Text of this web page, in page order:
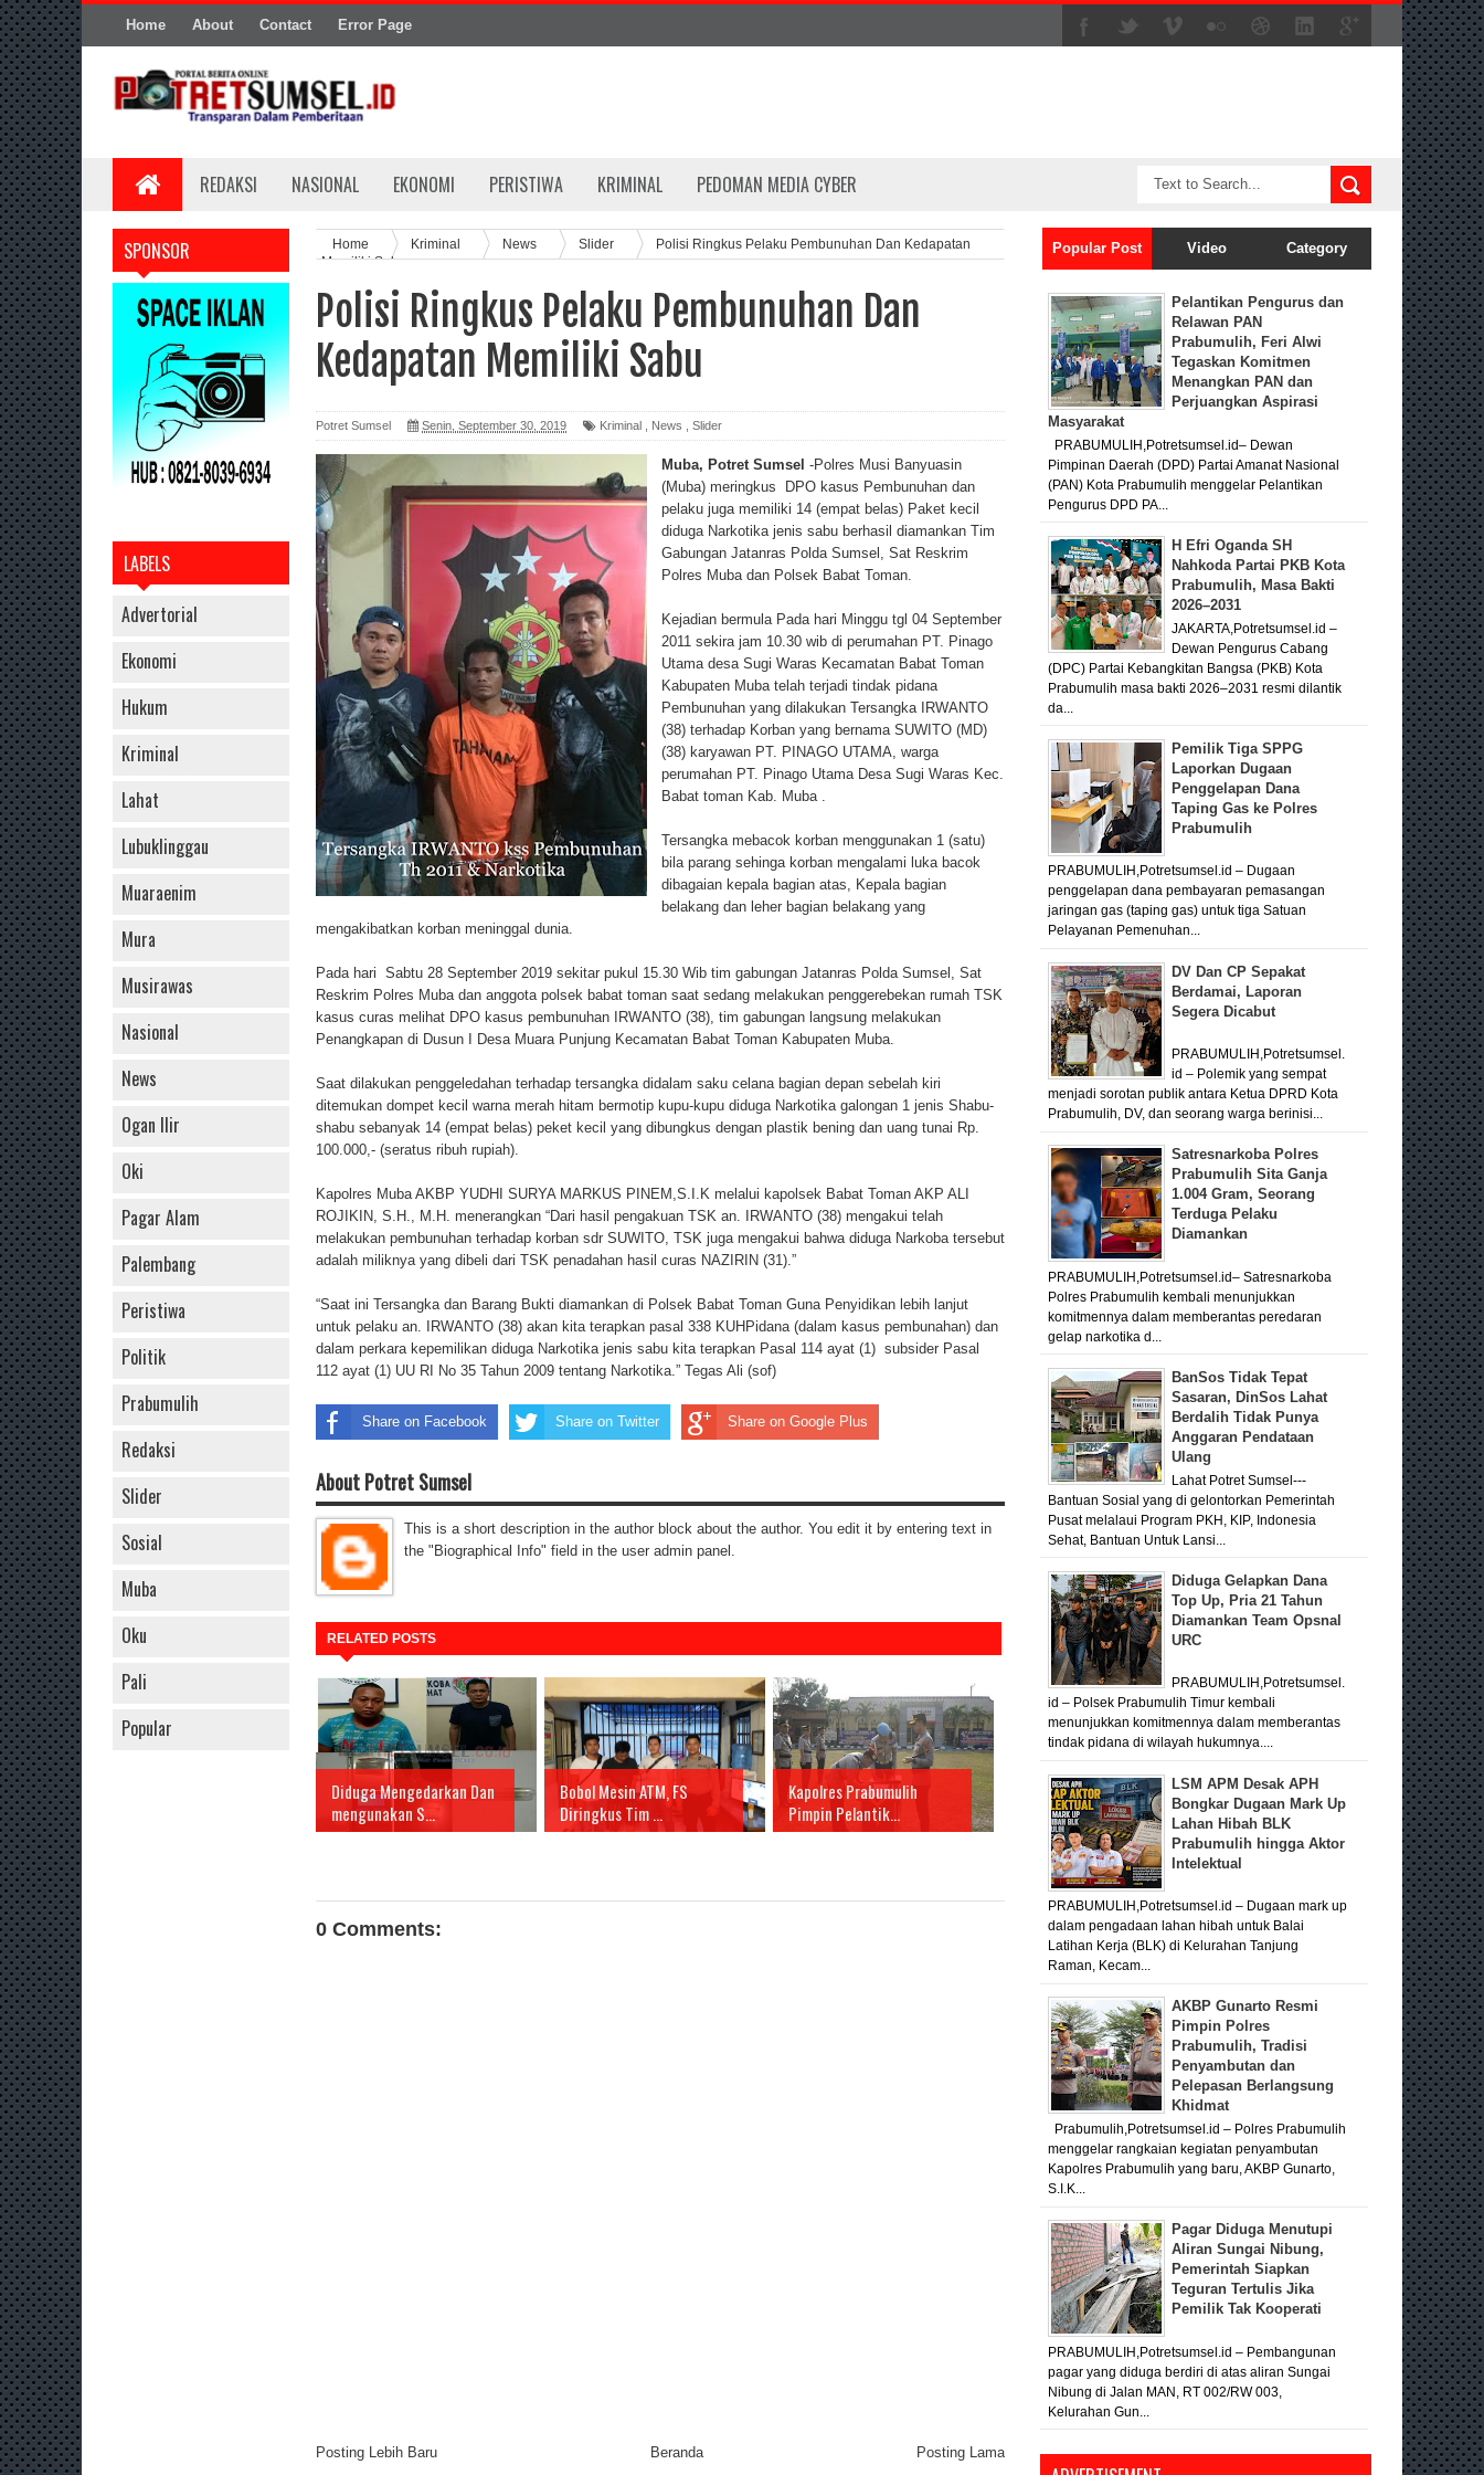
Home About Contact Error Page
REDAKSI NASIONAL EKONOMI PERISTIWA KRIMINAL PEDOMAN MEDIA CYBER
SPONSOR
LABELS
Advertorial
Ekonomi
Hukum
Kriminal
Lahat
Lubuklinggau
Muaraenim
Mura
Musirawas
Nasional
News
Ogan Ilir
Oki
Pagar Alam
Palembang
Peristiwa
Politik
Prabumulih
Redaksi
Slider
Sosial
Muba
Oku
Pali
Popular
Home Kriminal News Slider
Polisi Ringkus Pelaku Pembunuhan Dan Kedapatan
Memiliki Sabu
Polisi Ringkus Pelaku Pembunuhan Dan
Kedapatan Memiliki Sabu
Potret Sumsel Senin, September 30, 2019 Kriminal News Slider
Muba, Potret Sumsel -Polres Musi Banyuasin
(Muba) meringkus DPO kasus Pembunuhan dan
pelaku juga memiliki 14 (empat belas) Paket kecil
diduga Narkotika jenis sabu berhasil diamankan Tim
Gabungan Jatanras Polda Sumsel, Sat Reskrim
Polres Muba dan Polsek Babat Toman.
Kejadian bermula Pada hari Minggu tgl 04 September
2011 sekira jam 10.30 wib di perumahan PT. Pinago
Utama desa Sugi Waras Kecamatan Babat Toman
Kabupaten Muba telah terjadi tindak pidana
Pembunuhan yang dilakukan Tersangka IRWANTO
(38) terhadap Korban yang bernama SUWITO (MD)
(38) karyawan PT. PINAGO UTAMA, warga
perumahan PT. Pinago Utama Desa Sugi Waras Kec.
Babat toman Kab. Muba .
Tersangka mebacok korban menggunakan 1 (satu)
bila parang sehinga korban mengalami luka bacok
dibagaian kepala bagian atas, Kepala bagian
belakang dan leher bagian belakang yang
mengakibatkan korban meninggal dunia.
Pada hari Sabtu 28 September 2019 sekitar pukul 15.30 Wib tim gabungan Jatanras Polda Sumsel, Sat
Reskrim Polres Muba dan anggota polsek babat toman saat sedang melakukan penggerebekan rumah TSK
kasus curas melihat DPO kasus pembunuhan IRWANTO (38), tim gabungan langsung melakukan
Penangkapan di Dusun I Desa Muara Punjung Kecamatan Babat Toman Kabupaten Muba.
Saat dilakukan penggeledahan terhadap tersangka didalam saku celana bagian depan sebelah kiri
ditemukan dompet kecil warna merah hitam bermotip kupu-kupu diduga Narkotika galongan 1 jenis Shabu-
shabu sebanyak 14 (empat belas) peket kecil yang dibungkus dengan plastik bening dan uang tunai Rp.
100.000,- (seratus ribuh rupiah).
Kapolres Muba AKBP YUDHI SURYA MARKUS PINEM,S.I.K melalui kapolsek Babat Toman AKP ALI
ROJIKIN, S.H., M.H. menerangkan “Dari hasil pengakuan TSK an. IRWANTO (38) mengakui telah
melakukan pembunuhan terhadap korban sdr SUWITO, TSK juga mengakui bahwa diduga Narkoba tersebut
adalah miliknya yang dibeli dari TSK penadahan hasil curas NAZIRIN (31).”
“Saat ini Tersangka dan Barang Bukti diamankan di Polsek Babat Toman Guna Penyidikan lebih lanjut
untuk pelaku an. IRWANTO (38) akan kita terapkan pasal 338 KUHPidana (dalam kasus pembunahan) dan
dalam perkara kepemilikan diduga Narkotika jenis sabu kita terapkan Pasal 114 ayat (1) subsider Pasal
112 ayat (1) UU RI No 35 Tahun 2009 tentang Narkotika.” Tegas Ali (sof)
Share on Facebook Share on Twitter Share on Google Plus
About Potret Sumsel
This is a short description in the author block about the author. You edit it by entering text in
the "Biographical Info" field in the user admin panel.
RELATED POSTS
Diduga Mengedarkan Dan
mengunakan S...
Bobol Mesin ATM, FS
Diringkus Tim ...
Kapolres Prabumulih
Pimpin Pelantik...
0 Comments:
Posting Lebih Baru Posting Lama
Beranda
Popular Post Video Category
Pelantikan Pengurus dan
Relawan PAN
Prabumulih, Feri Alwi
Tegaskan Komitmen
Menangkan PAN dan
Perjuangkan Aspirasi
Masyarakat
PRABUMULIH,Potretsumsel.id– Dewan
Pimpinan Daerah (DPD) Partai Amanat Nasional
(PAN) Kota Prabumulih menggelar Pelantikan
Pengurus DPD PA...
H Efri Oganda SH
Nahkoda Partai PKB Kota
Prabumulih, Masa Bakti
2026–2031
JAKARTA,Potretsumsel.id –
Dewan Pengurus Cabang
(DPC) Partai Kebangkitan Bangsa (PKB) Kota
Prabumulih masa bakti 2026–2031 resmi dilantik
da...
Pemilik Tiga SPPG
Laporkan Dugaan
Penggelapan Dana
Taping Gas ke Polres
Prabumulih
PRABUMULIH,Potretsumsel.id – Dugaan
penggelapan dana pembayaran pemasangan
jaringan gas (taping gas) untuk tiga Satuan
Pelayanan Pemenuhan...
DV Dan CP Sepakat
Berdamai, Laporan
Segera Dicabut
PRABUMULIH,Potretsumsel.
id – Polemik yang sempat
menjadi sorotan publik antara Ketua DPRD Kota
Prabumulih, DV, dan seorang warga berinisi...
Satresnarkoba Polres
Prabumulih Sita Ganja
1.004 Gram, Seorang
Terduga Pelaku
Diamankan
PRABUMULIH,Potretsumsel.id– Satresnarkoba
Polres Prabumulih kembali menunjukkan
komitmennya dalam memberantas peredaran
gelap narkotika d...
BanSos Tidak Tepat
Sasaran, DinSos Lahat
Berdalih Tidak Punya
Anggaran Pendataan
Ulang
Lahat Potret Sumsel---
Bantuan Sosial yang di gelontorkan Pemerintah
Pusat melalaui Program PKH, KIP, Indonesia
Sehat, Bantuan Untuk Lansi...
Diduga Gelapkan Dana
Top Up, Pria 21 Tahun
Diamankan Team Opsnal
URC
PRABUMULIH,Potretsumsel.
id – Polsek Prabumulih Timur kembali
menunjukkan komitmennya dalam memberantas
tindak pidana di wilayah hukumnya....
LSM APM Desak APH
Bongkar Dugaan Mark Up
Lahan Hibah BLK
Prabumulih hingga Aktor
Intelektual
PRABUMULIH,Potretsumsel.id – Dugaan mark up
dalam pengadaan lahan hibah untuk Balai
Latihan Kerja (BLK) di Kelurahan Tanjung
Raman, Kecam...
AKBP Gunarto Resmi
Pimpin Polres
Prabumulih, Tradisi
Penyambutan dan
Pelepasan Berlangsung
Khidmat
Prabumulih,Potretsumsel.id – Polres Prabumulih
menggelar rangkaian kegiatan penyambutan
Kapolres Prabumulih yang baru, AKBP Gunarto,
S.I.K...
Pagar Diduga Menutupi
Aliran Sungai Nibung,
Pemerintah Siapkan
Teguran Tertulis Jika
Pemilik Tak Kooperati
PRABUMULIH,Potretsumsel.id – Pembangunan
pagar yang diduga berdiri di atas aliran Sungai
Nibung di Jalan MAN, RT 002/RW 003,
Kelurahan Gun...